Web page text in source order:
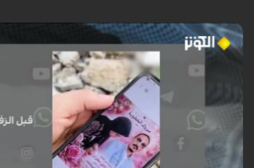
رواية مؤثرة لعروس من غزة كانت تستعد ليوم